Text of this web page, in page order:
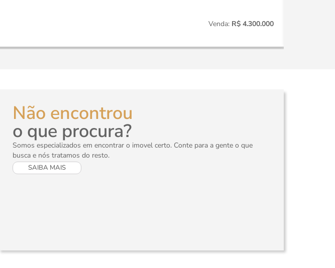
Venda: R$ 4.300.000
Não encontrou
o que procura?
Somos especializados em encontrar o imovel certo. Conte para a gente o que
busca e nós tratamos do resto.
SAIBA MAIS